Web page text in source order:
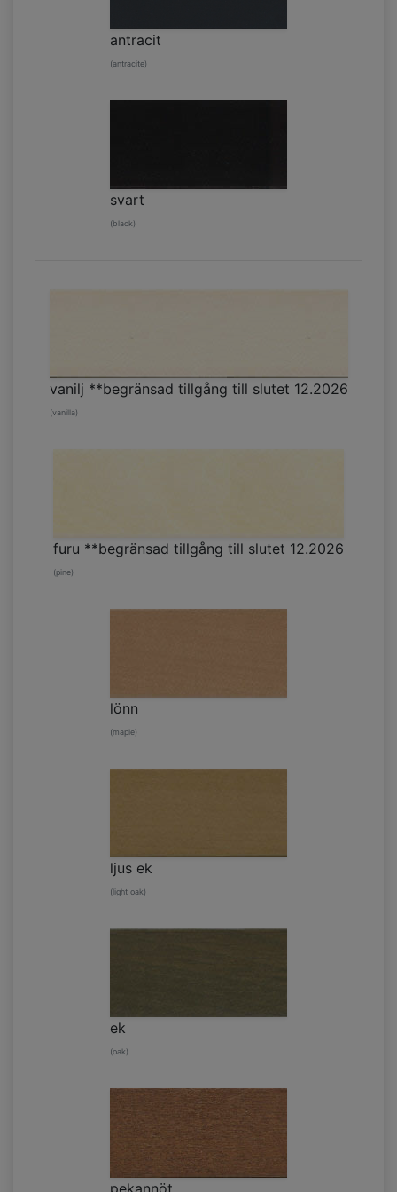
antracit
(antracite)
svart
(black)
vanilj **begränsad tillgång till slutet 12.2026
(vanilla)
furu **begränsad tillgång till slutet 12.2026
(pine)
lönn
(maple)
ljus ek
(light oak)
ek
(oak)